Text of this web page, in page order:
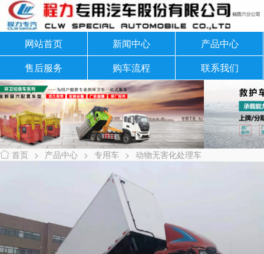
网站首页 新闻中心
产品中心
售后服务
购车流程 联系我们
 首页 > 产品中心 > 专用车 > 动物无害化处理车